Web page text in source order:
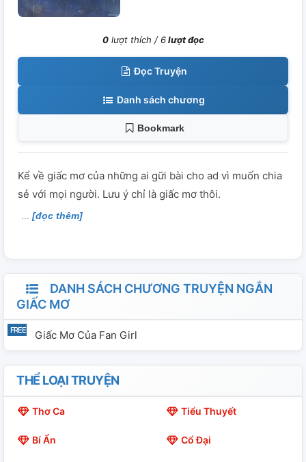
0lượt thích / 6lượt đọc
Đọc Truyện
Danh sách chương
Bookmark
Kể về giấc mơ của những ai gữi bài cho ad vì muốn chia
sẻ với mọi người. Lưu ý chỉ là giấc mơ thôi.
[đọc thêm]
DANH SÁCH CHƯƠNG TRUYỆN NGẮN
GIẤC MƠ
Giấc Mơ Của Fan Girl
THỂ LOẠI TRUYỆN
Thơ Ca Tiểu Thuyết
Bí Ẩn Cổ Đại